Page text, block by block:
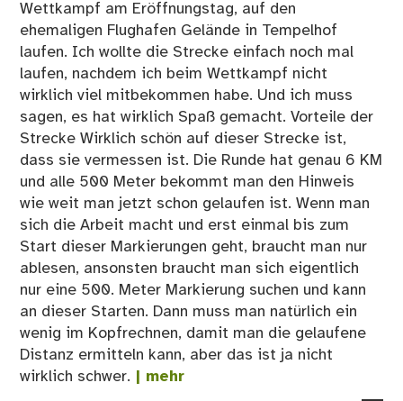
Wettkampf am Eröffnungstag, auf den
ehemaligen Flughafen Gelände in Tempelhof
laufen. Ich wollte die Strecke einfach noch mal
laufen, nachdem ich beim Wettkampf nicht
wirklich viel mitbekommen habe. Und ich muss
sagen, es hat wirklich Spaß gemacht. Vorteile der
Strecke Wirklich schön auf dieser Strecke ist,
dass sie vermessen ist. Die Runde hat genau 6 KM
und alle 500 Meter bekommt man den Hinweis
wie weit man jetzt schon gelaufen ist. Wenn man
sich die Arbeit macht und erst einmal bis zum
Start dieser Markierungen geht, braucht man nur
ablesen, ansonsten braucht man sich eigentlich
nur eine 500. Meter Markierung suchen und kann
an dieser Starten. Dann muss man natürlich ein
wenig im Kopfrechnen, damit man die gelaufene
Distanz ermitteln kann, aber das ist ja nicht
wirklich schwer. | mehr